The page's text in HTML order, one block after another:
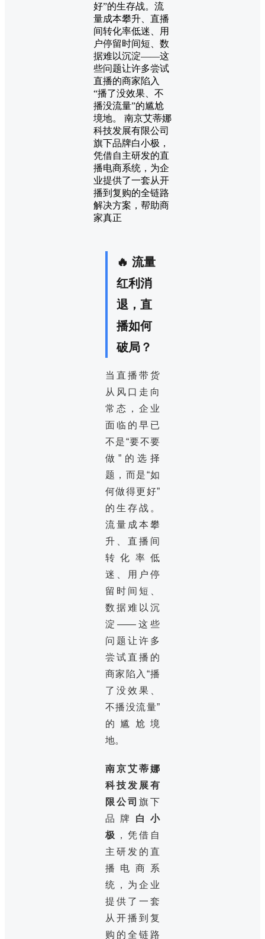
好”的生存战。流
量成本攀升、直播
间转化率低迷、用
户停留时间短、数
据难以沉淀——这
些问题让许多尝试
直播的商家陷入
“播了没效果、不
播没流量”的尴尬
境地。 南京艾蒂娜
科技发展有限公司
旗下品牌白小极，
凭借自主研发的直
播电商系统，为企
业提供了一套从开
播到复购的全链路
解决方案，帮助商
家真正
🔥 流量
红利消
退，直
播如何
破局？
当直播带货
从风口走向
常态，企业
面临的早已
不是“要不要
做”的选择
题，而是“如
何做得更好”
的生存战。
流量成本攀
升、直播间
转化率低
迷、用户停
留时间短、
数据难以沉
淀——这些
问题让许多
尝试直播的
商家陷入“播
了没效果、
不播没流量”
的尴尬境
地。
南京艾蒂娜
科技发展有
限公司 旗下
品牌 白小
极
，凭借自
主研发的直
播电商系
统，为企业
提供了一套
从开播到复
购的全链路